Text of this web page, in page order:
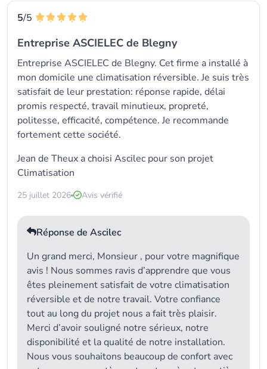
5/5
Entreprise ASCIELEC de Blegny
Entreprise ASCIELEC de Blegny. Cet firme a installé à
mon domicile une climatisation réversible. Je suis très
satisfait de leur prestation: réponse rapide, délai
promis respecté, travail minutieux, propreté,
politesse, efficacité, compétence. Je recommande
fortement cette société.
Jean de Theux a choisi Ascilec pour son projet
Climatisation
25 juillet 2026 Avis vérifié
Réponse de Ascilec
Un grand merci, Monsieur , pour votre magnifique
avis ! Nous sommes ravis d’apprendre que vous
êtes pleinement satisfait de votre climatisation
réversible et de notre travail. Votre confiance
tout au long du projet nous a fait très plaisir.
Merci d’avoir souligné notre sérieux, notre
disponibilité et la qualité de notre installation.
Nous vous souhaitons beaucoup de confort avec